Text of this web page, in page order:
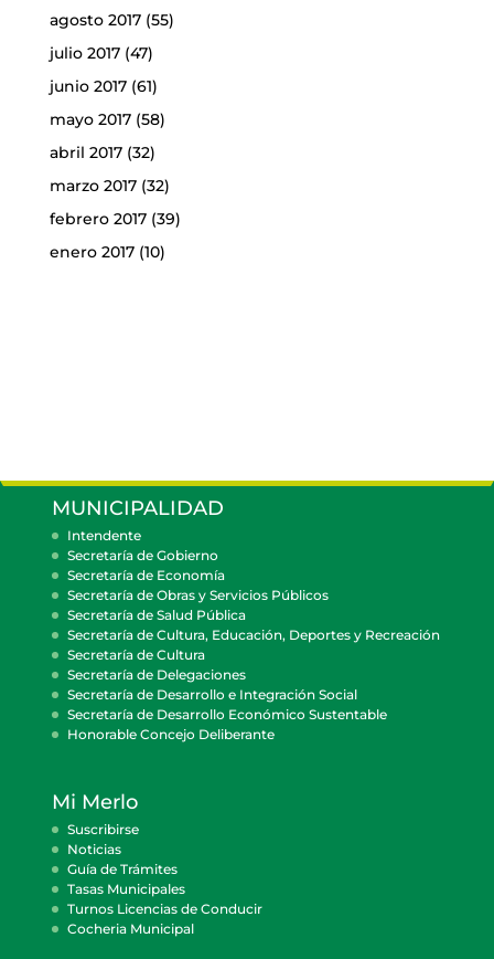
agosto 2017(55)
julio 2017(47)
junio 2017(61)
mayo 2017(58)
abril 2017(32)
marzo 2017(32)
febrero 2017(39)
enero 2017(10)
MUNICIPALIDAD
Intendente
Secretaría de Gobierno
Secretaría de Economía
Secretaría de Obras y Servicios Públicos
Secretaría de Salud Pública
Secretaría de Cultura, Educación, Deportes y Recreación
Secretaría de Cultura
Secretaría de Delegaciones
Secretaría de Desarrollo e Integración Social
Secretaría de Desarrollo Económico Sustentable
Honorable Concejo Deliberante
Mi Merlo
Suscribirse
Noticias
Guía de Trámites
Tasas Municipales
Turnos Licencias de Conducir
Cocheria Municipal